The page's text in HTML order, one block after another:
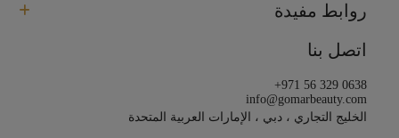
روابط مفيدة
اتصل بنا
+971 56 329 0638
info@gomarbeauty.com
الخليج التجاري ، دبي ، الإمارات العربية المتحدة